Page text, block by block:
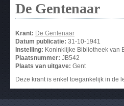
De Gentenaar
Krant: De Gentenaar
Datum publicatie: 31-10-1941
Instelling: Koninklijke Bibliotheek van
Plaatsnummer: JB542
Plaats van uitgave: Gent
Deze krant is enkel toegankelijk in de